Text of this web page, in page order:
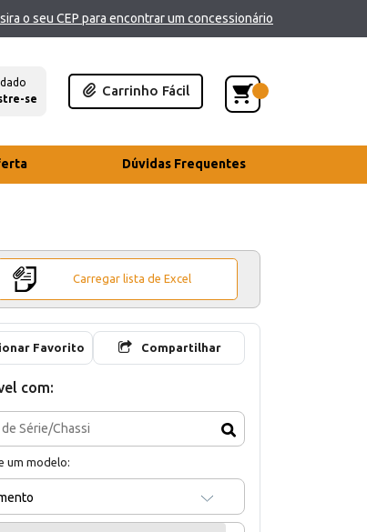
o seu CEP para encontrar um concessionário
se
Carrinho Fácil
Dúvidas Frequentes
Carregar lista de Excel
Favorito Compartilhar
com:
um modelo: